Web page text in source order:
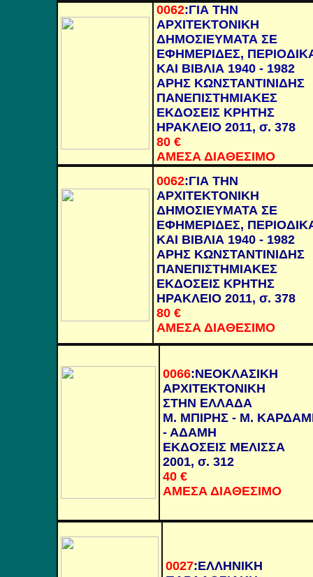
0062:ΓΙΑ ΤΗΝ
ΑΡΧΙΤΕΚΤΟΝΙΚΗ
ΔΗΜΟΣΙΕΥΜΑΤΑ ΣΕ
ΕΦΗΜΕΡΙΔΕΣ,
ΚΑΙ ΒΙΒΛΙΑ 1940 - 1982
ΑΡΗΣ ΚΩΝΣΤΑΝΤΙΝΙΔΗΣ
ΠΑΝΕΠΙΣΤΗΜΙΑΚΕΣ
ΕΚΔΟΣΕΙΣ ΚΡΗΤΗΣ
ΗΡΑΚΛΕΙΟ 2011, σ. 378
80€
ΑΜΕΣΑ ΔΙΑΘΕΣΙΜΟ
0062:ΓΙΑ ΤΗΝ
ΑΡΧΙΤΕΚΤΟΝΙΚΗ
ΔΗΜΟΣΙΕΥΜΑΤΑ ΣΕ
ΕΦΗΜΕΡΙΔΕΣ,
ΚΑΙ ΒΙΒΛΙΑ 1940 - 1982
ΑΡΗΣ ΚΩΝΣΤΑΝΤΙΝΙΔΗΣ
ΠΑΝΕΠΙΣΤΗΜΙΑΚΕΣ
ΕΚΔΟΣΕΙΣ ΚΡΗΤΗΣ
ΗΡΑΚΛΕΙΟ 2011, σ. 378
80€
ΑΜΕΣΑ ΔΙΑΘΕΣΙΜΟ
0066:ΝΕΟΚΛΑΣΙΚΗ
ΑΡΧΙΤΕΚΤΟΝΙΚΗ
ΣΤΗΝ ΕΛΛΑΔΑ
Μ. ΜΠΙΡΗΣ - Μ.
- ΑΔΑΜΗ
ΕΚΔΟΣΕΙΣ ΜΕΛΙΣΣΑ
2001, σ. 312
40€
ΑΜΕΣΑ ΔΙΑΘΕΣΙΜΟ
0027:ΕΛΛΗΝΙΚΗ